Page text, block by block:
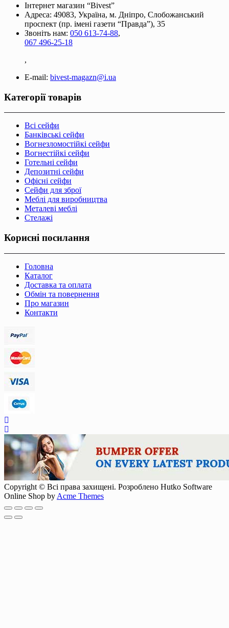
Інтернет магазин “Bivest”
Адреса: 49083, Україна, м. Дніпро, Слобожанський
проспект (пр. імені газети “Правда”), 35
Звоніть нам: 050 613-74-88,
067 496-25-18
,
E-mail: bivest-magazn@i.ua
Категорії товарів
Всі сейфи
Банківські сейфи
Вогнезломостійкі сейфи
Вогнестійкі сейфи
Готельні сейфи
Депозитні сейфи
Офісні сейфи
Сейфи для зброї
Меблі для виробництва
Металеві меблі
Стелажі
Корисні посилання
Головна
Каталог
Доставка та оплата
Обмін та повернення
Про магазин
Контакти
Copyright © Всі права захищені. Розроблено Hutko Software
Online Shop by Acme Themes
Scroll
Up